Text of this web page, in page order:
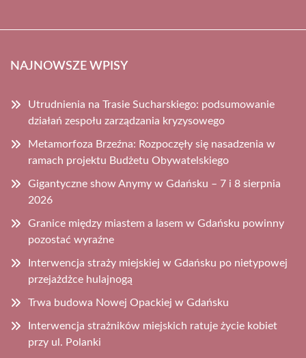
NAJNOWSZE WPISY
Utrudnienia na Trasie Sucharskiego: podsumowanie
działań zespołu zarządzania kryzysowego
Metamorfoza Brzeźna: Rozpoczęły się nasadzenia w
ramach projektu Budżetu Obywatelskiego
Gigantyczne show Anymy w Gdańsku – 7 i 8 sierpnia
2026
Granice między miastem a lasem w Gdańsku powinny
pozostać wyraźne
Interwencja straży miejskiej w Gdańsku po nietypowej
przejażdżce hulajnogą
Trwa budowa Nowej Opackiej w Gdańsku
Interwencja strażników miejskich ratuje życie kobiet
przy ul. Polanki